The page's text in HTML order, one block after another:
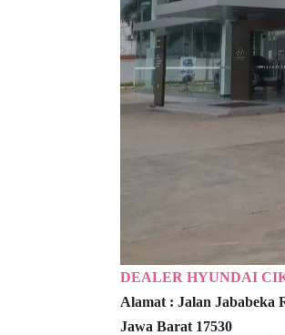
DEALER HYUNDAI
Alamat : Jalan Jababeka
Jawa Barat 17530